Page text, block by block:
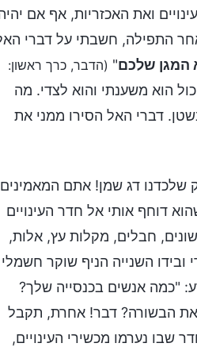
ואת האכזריות, אף אם
התפילה, חשבתי על דברי
המגן שלכם" (הדבר, כרך ראשון:
הוא משענתי והוא לצדי. מה
דברי האל הסירו ממני את
שלכדנו דג שמן! אתם המאמינים
דוחף אותי אל חדר העינויים
שונים, חבלים, מקלות עץ, אלות,
השנייה הניף שוקר חשמלי
"כמה אנשים בכנסייה שלך?
את הבשורה? דבר! אחרת, תקבל
נערמו מכשירי העינויים,